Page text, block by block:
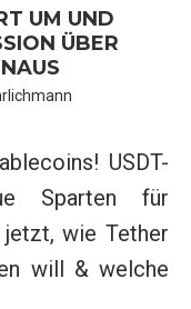
UM UND
ÜBER
USDT-
Sparten für
jetzt, wie Tether
will & welche